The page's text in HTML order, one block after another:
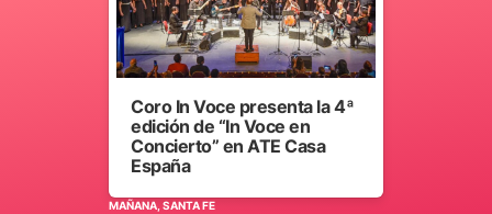
Coro In Voce presenta la 4ª
edición de “In Voce en
Concierto” en ATE Casa
España
MAÑANA, SANTA FE